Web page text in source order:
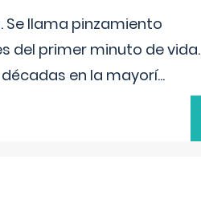
Se llama pinzamiento
del primer minuto de vida.
en la mayorí...